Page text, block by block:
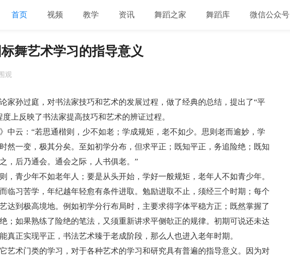
首页 视频 教学 资讯 舞蹈之家 舞蹈库 微信公众号
舞艺术学习的指导意义
观
家孙过庭，对书法家技巧和艺术的发展过程，做了经典的总结，提出了“平
反映了书法家提高技巧和艺术的辨证过程。
中云：“若思通楷则，少不如老；学成规矩，老不如少。思则老而逾妙，学
然一变，极其分矣。至如初学分布，但求平正；既知平正，务追险绝；既知
，后乃通会。通会之际，人书俱老。”
，青少年不如老年人；要是从头开始，学好一般规矩，老年人不如青少年。
临习苦学，年纪越年轻愈有条件进取。勉励进取不止，须经三个时期；每个
达到极高境地。例如初学分行布局时，主要求得字体平稳方正；既然掌握了
；如果熟练了险绝的笔法，又须重新讲求平侧欹正的规律。初期可说还未达
真正实现平正，书法艺术臻于老成阶段，那么人也进入老年时期。
艺术门类的学习，对于各种艺术的学习和研究具有普遍的指导意义。因为对